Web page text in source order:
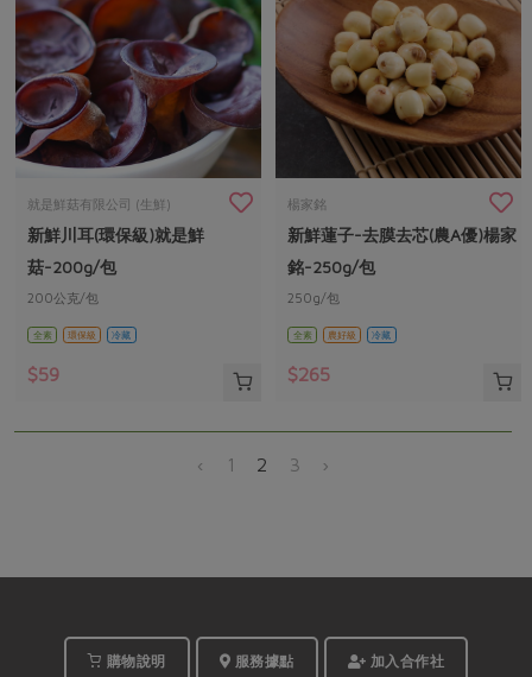
就是鮮菇有限公司 (生鮮)
新鮮川耳(環保級)就是鮮
菇-200g/包
200公克/包
全素 環保級 冷藏
$59
楊家銘
新鮮蓮子-去膜去芯(農A優)楊家
銘-250g/包
250g/包
全素 農好級 冷藏
$265
‹ 1 2 3 ›
購物說明 服務據點 加入合作社